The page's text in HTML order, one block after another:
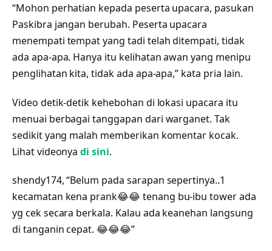
“Mohon perhatian kepada peserta upacara, pasukan
Paskibra jangan berubah. Peserta upacara
menempati tempat yang tadi telah ditempati, tidak
ada apa-apa. Hanya itu kelihatan awan yang menipu
penglihatan kita, tidak ada apa-apa,” kata pria lain.
Video detik-detik kehebohan di lokasi upacara itu
menuai berbagai tanggapan dari warganet. Tak
sedikit yang malah memberikan komentar kocak.
Lihat videonyadi sini.
shendy174, “Belum pada sarapan sepertinya..1
kecamatan kena prank😂😂 tenang bu-ibu tower ada
yg cek secara berkala. Kalau ada keanehan langsung
di tanganin cepat. 😂😂😂”